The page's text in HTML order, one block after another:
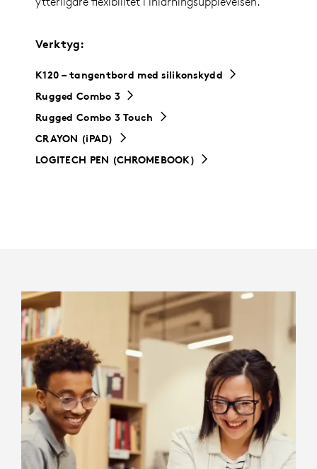
Verktyg:
K120 – tangentbord med silikonskydd
Rugged Combo 3
Rugged Combo 3 Touch
CRAYON (iPAD)
LOGITECH PEN (CHROMEBOOK)